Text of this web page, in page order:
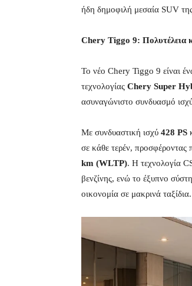
ήδη δημοφιλή μεσαία SUV
Chery Tiggo 9: Πολυτέλεια
Το νέο Chery Tiggo 9 είναι
τεχνολογίας Chery Super
ασυναγώνιστο συνδυασμό
Με συνδυαστική ισχύ 428 PS
σε κάθε τερέν, προσφέροντας
km (WLTP). Η τεχνολογία
βενζίνης, ενώ το έξυπνο
οικονομία σε μακρινά ταξίδια.